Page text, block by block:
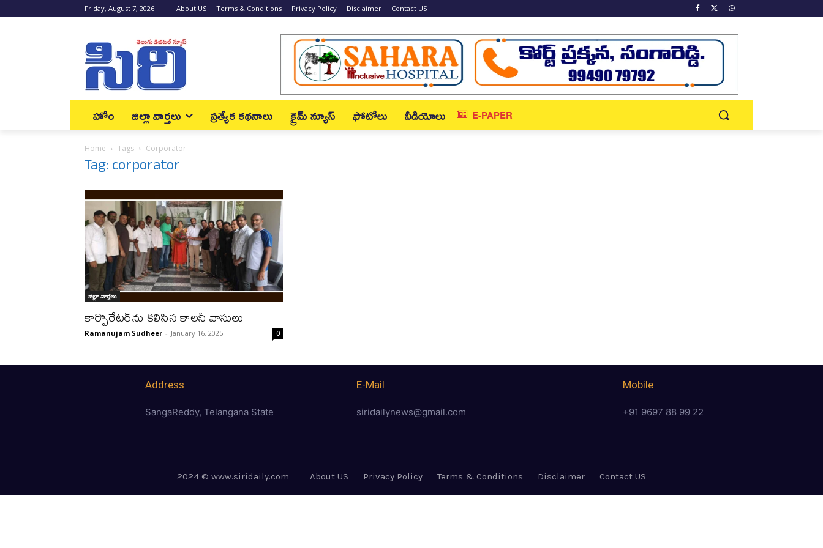
Friday, August 7, 2026 About US Terms & Conditions Privacy Policy Disclaimer Contact US
హోం జిల్లా వార్త‌లు ప్రత్యేక కథనాలు క్రైమ్ న్యూస్‌ ఫోటోలు వీడియోలు E-PAPER
Home Tags Corporator
Tag: corporator
జిల్లా వార్త‌లు
కార్పొరేటర్‌ను కలిసిన కాలనీ వాసులు
Ramanujam Sudheer - January 16, 2025 0
Address
SangaReddy, Telangana State
E-Mail
siridailynews@gmail.com
Mobile
+91 9697 88 99 22
2024 © www.siridaily.com About US Privacy Policy Terms & Conditions Disclaimer Contact US